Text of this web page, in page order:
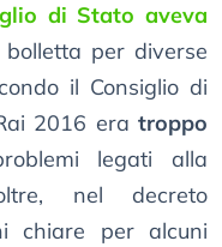
di Stato aveva
per diverse
il Consiglio di
2016 era troppo
legati alla
nel decreto
chiare per alcuni